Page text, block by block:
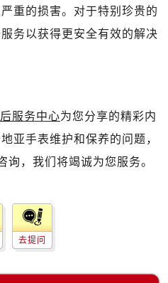
重的损害。对于特别珍贵的
务以获得更安全有效的解决
服务中心为您分享的精彩内
亚手表维护和保养的问题，
询，我们将竭诚为您服务。
去提问